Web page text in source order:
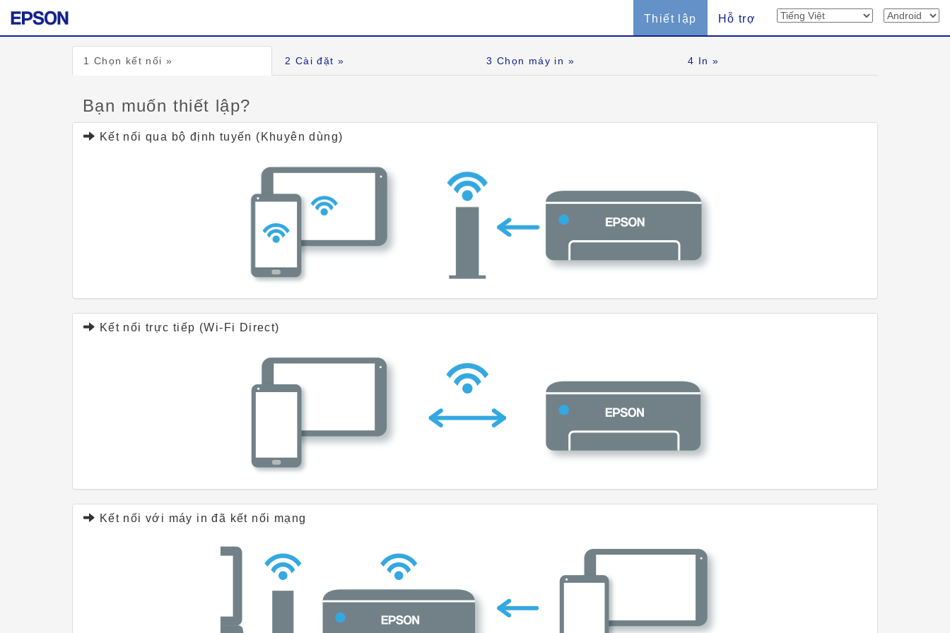
Thiết lập Hỗ trợ
1 Chọn kết nối » 2 Cài đặt » 3 Chọn máy in » 4 In »
Bạn muốn thiết lập?
Kết nối qua bộ định tuyến (Khuyên dùng)
Kết nối trực tiếp (Wi-Fi Direct)
Kết nối với máy in đã kết nối mạng